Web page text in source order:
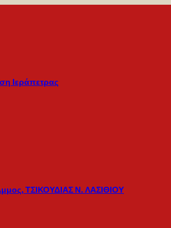
Ιεράπετρας
ΤΣΙΚΟΥΔΙΑΣ Ν. ΛΑΣΙΘΙΟΥ